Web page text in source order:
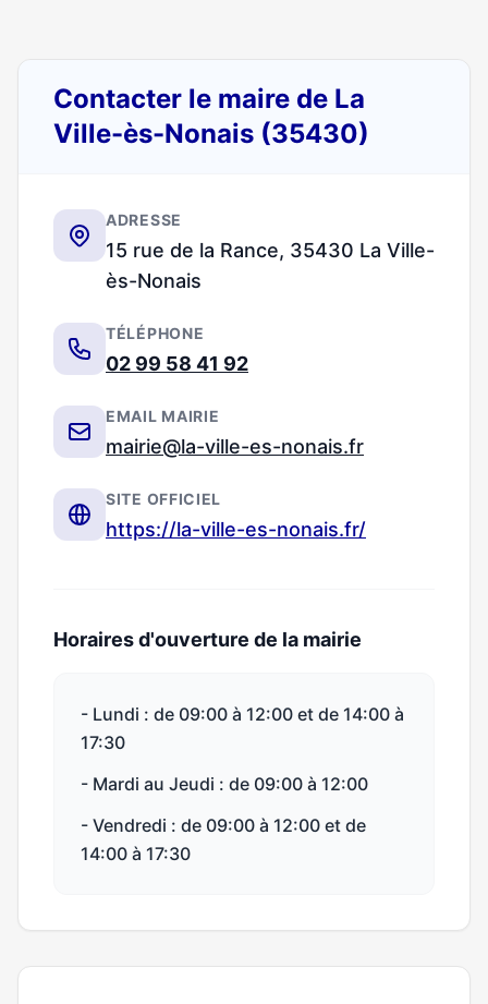
Contacter le maire de La
Ville-ès-Nonais (35430)
ADRESSE
15 rue de la Rance, 35430 La Ville-
ès-Nonais
TÉLÉPHONE
02 99 58 41 92
EMAIL MAIRIE
mairie@la-ville-es-nonais.fr
SITE OFFICIEL
https://la-ville-es-nonais.fr/
Horaires d'ouverture de la mairie
- Lundi : de 09:00 à 12:00 et de 14:00 à
17:30
- Mardi au Jeudi : de 09:00 à 12:00
- Vendredi : de 09:00 à 12:00 et de
14:00 à 17:30